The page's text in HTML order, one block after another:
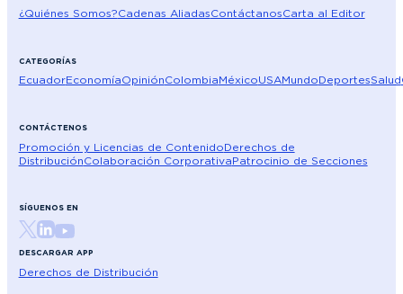
¿Quiénes Somos?Cadenas AliadasContáctanosCarta al Editor
CATEGORÍAS
EcuadorEconomíaOpiniónColombiaMéxicoUSAMundoDeportesSalud
CONTÁCTENOS
Promoción y Licencias de ContenidoDerechos de
DistribuciónColaboración CorporativaPatrocinio de Secciones
SÍGUENOS EN
DESCARGAR APP
Derechos de Distribución